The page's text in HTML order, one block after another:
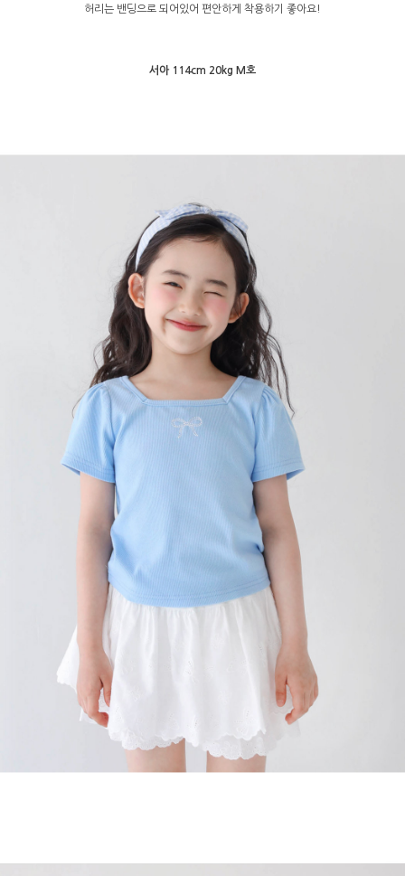
허리는 밴딩으로 되어있어 편안하게 착용하기 좋아요!
서아 114cm 20kg M호